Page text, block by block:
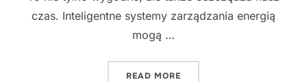
czas. Inteligentne systemy zarządzania energią
mogą …
READ MORE